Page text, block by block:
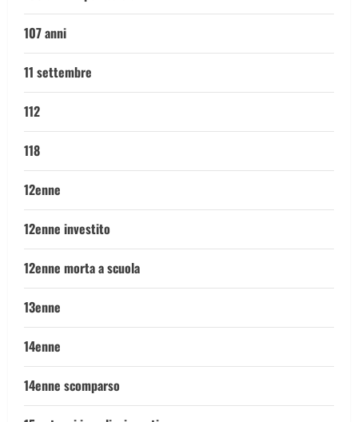
107 anni
11 settembre
112
118
12enne
12enne investito
12enne morta a scuola
13enne
14enne
14enne scomparso